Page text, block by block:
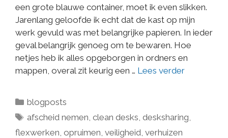
een grote blauwe container, moet ik even slikken.
Jarenlang geloofde ik echt dat de kast op mijn
werk gevuld was met belangrijke papieren. In ieder
geval belangrijk genoeg om te bewaren. Hoe
netjes heb ik alles opgeborgen in ordners en
mappen, overal zit keurig een … Lees verder
blogposts
afscheid nemen,clean desks,desksharing,
flexwerken, opruimen, veiligheid, verhuizen